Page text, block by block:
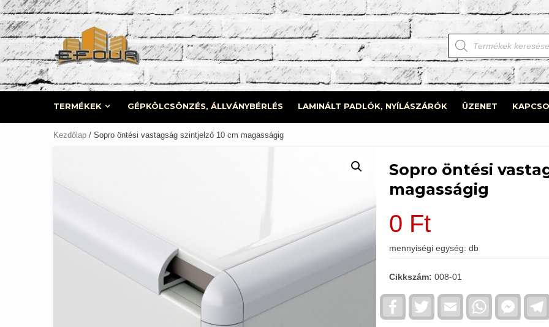
Skip
to
content
Products
search
TERMÉKEK GÉPKÖLCSÖNZÉS, ÁLLVÁNYBÉRLÉS LAMINÁLT PADLÓK, NYÍLÁSZÁRÓK ÜZENET
Kezdőlap / Sopro öntési vastagság szintjelző 10 cm magasságig
Sopro öntési
magasságig
0 Ft
mennyiségi egység: db
Cikkszám:008-01
FacebookTwitter Email WhatsApp